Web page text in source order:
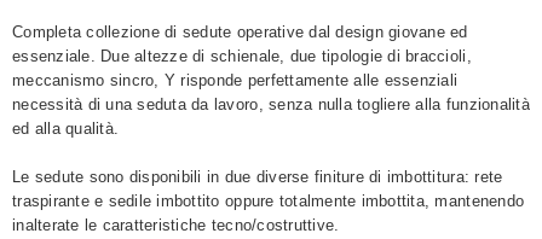
Completa collezione di sedute operative dal design giovane ed
essenziale. Due altezze di schienale, due tipologie di braccioli,
meccanismo sincro, Y risponde perfettamente alle essenziali
necessità di una seduta da lavoro, senza nulla togliere alla funzionalità
ed alla qualità.
Le sedute sono disponibili in due diverse finiture di imbottitura: rete
traspirante e sedile imbottito oppure totalmente imbottita, mantenendo
inalterate le caratteristiche tecno/costruttive.